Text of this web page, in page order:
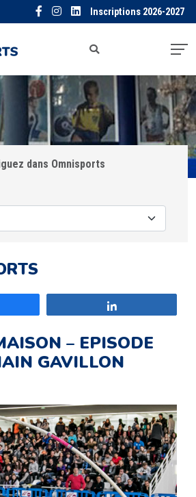
Inscriptions 2026-2027
dans Omnisports
– EPISODE
GAVILLON